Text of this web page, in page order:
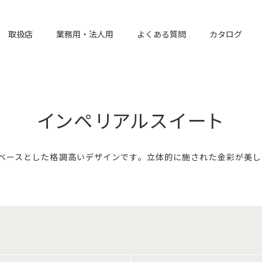
取扱店 業務用・法人用 よくある質問 カタログ
インペリアルスイート
スとした格調高いデザインです。立体的に施された金彩が美